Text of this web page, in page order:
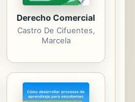
Derecho Comercial
Castro De Cifuentes,
Marcela